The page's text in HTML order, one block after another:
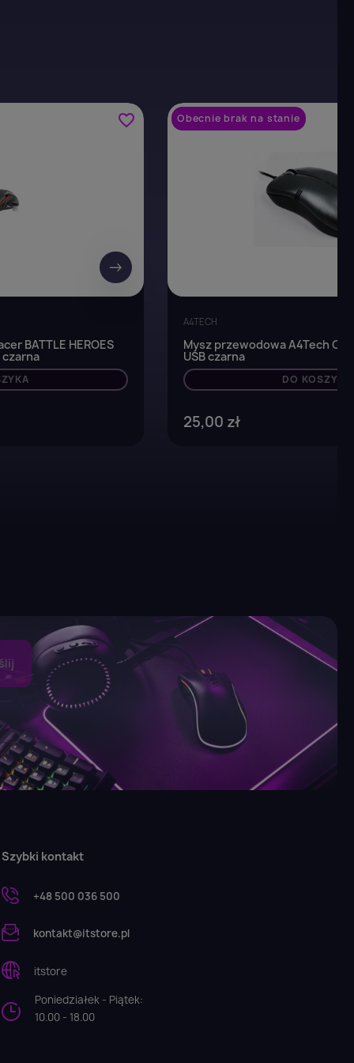
favorite_border
BATTLE HEROES
Obecnie brak na stanie
A4TECH
Mysz przewodowa A4Tech
USB czarna
DO KOSZYKA
25,00 zł
→
Szybki kontakt
+48 500 036 500
kontakt@itstore.pl
itstore
Poniedziałek - Piątek:
10.00 - 18.00